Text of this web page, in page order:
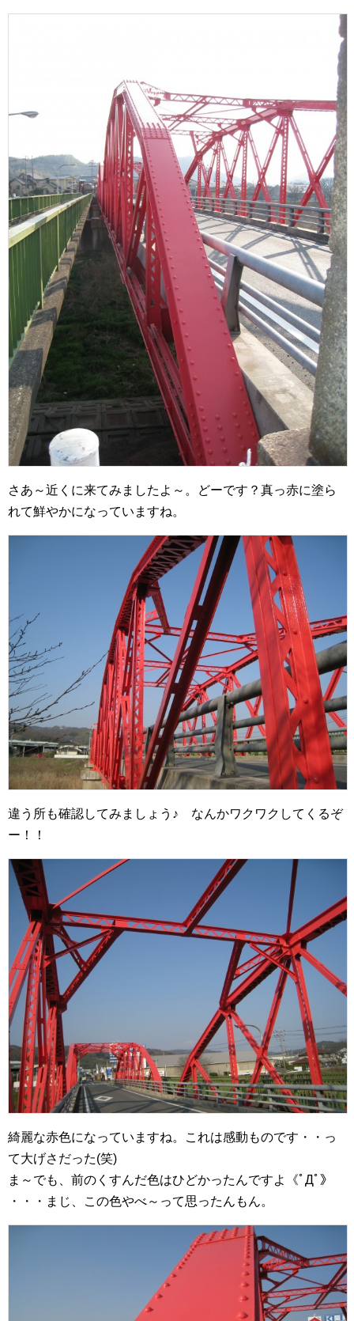
さあ～近くに来てみましたよ～。どーです？真っ赤に塗ら
れて鮮やかになっていますね。
違う所も確認してみましょう♪ なんかワクワクしてくるぞ
ー！！
綺麗な赤色になっていますね。これは感動ものです・・っ
て大げさだった(笑)
ま～でも、前のくすんだ色はひどかったんですよ《ﾟДﾟ》
・・・まじ、この色やべ～って思ったんもん。